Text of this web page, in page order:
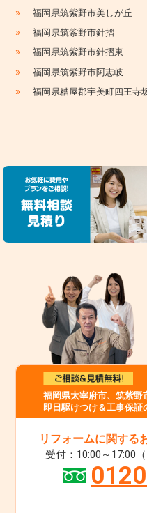
» 福岡県筑紫野市美しが丘
» 福岡県筑紫野市針摺
» 福岡県筑紫野市針摺東
» 福岡県筑紫野市阿志岐
» 福岡県糟屋郡宇美町四王寺
福岡県太宰府市、筑紫野
即日駆けつけ＆工事保証
リフォームに関する
受付：10:00～17:00